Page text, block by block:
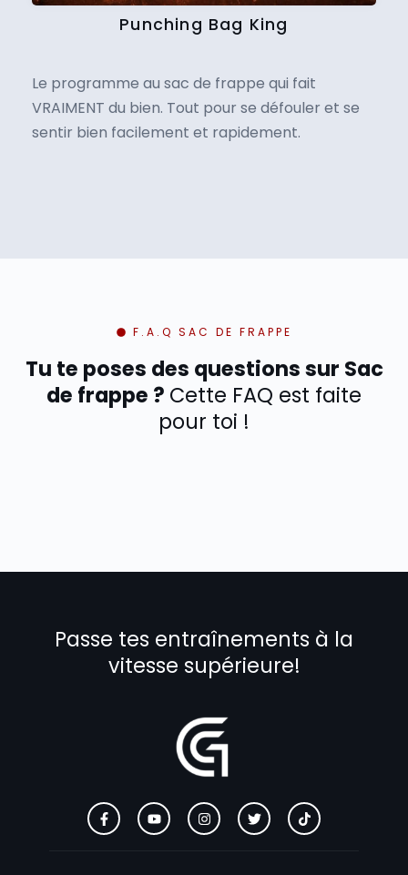
Punching Bag King
Le programme au sac de frappe qui fait
VRAIMENT du bien. Tout pour se défouler et se
sentir bien facilement et rapidement.
F.A.Q SAC DE FRAPPE
Tu te poses des questions sur Sac
de frappe ? Cette FAQ est faite
pour toi !
Passe tes entraînements à la
vitesse supérieure!